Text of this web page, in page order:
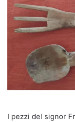
I pezzi del signor